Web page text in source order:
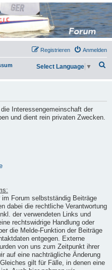
Anmelden
Registrieren
h
Select Language ▼
Interessengemeinschaft der
und dient rein privaten Zwecken.
Forum selbstständig Beiträge
dabei die rechtliche Verantwortung
der verwendeten Links und
rechtswidrige Handlung oder
die Melde-Funktion der Beiträge
entgegen. Externe
von uns zum Zeitpunkt ihrer
auf eine nachträgliche Änderung
gilt für Fälle, in denen eine